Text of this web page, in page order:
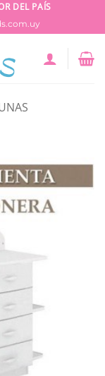
DEL PAÍS